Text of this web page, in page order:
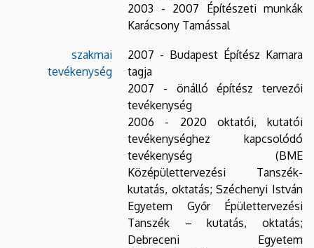
2003 - 2007 Építészeti munkák
Karácsony Tamással
szakmai
tevékenység
2007 - Budapest Építész Kamara
tagja
2007 - önálló építész tervezői
tevékenység
2006 - 2020 oktatói, kutatói
tevékenységhez kapcsolódó
tevékenység (BME
Középülettervezési Tanszék-
kutatás, oktatás; Széchenyi István
Egyetem Győr Épülettervezési
Tanszék – kutatás, oktatás;
Debreceni Egyetem